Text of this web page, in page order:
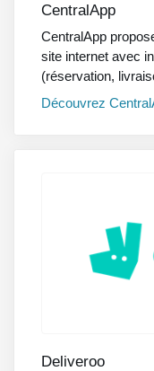
CentralApp
CentralApp
site internet avec
(réservation,
Découvrez
Deliveroo